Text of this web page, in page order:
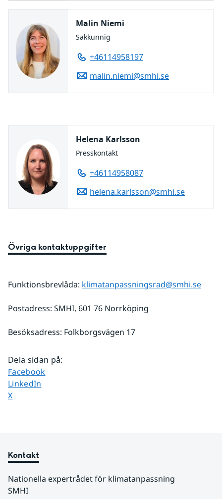
Malin Niemi
Sakkunnig
+46114958197
malin.niemi@smhi.se
Helena Karlsson
Presskontakt
+46114958087
helena.karlsson@smhi.se
Övriga kontaktuppgifter
Funktionsbrevlåda: klimatanpassningsrad@smhi.se
Postadress: SMHI, 601 76 Norrköping
Besöksadress: Folkborgsvägen 17
Dela sidan på:
Dela sidan på
Facebook
Dela sidan på
LinkedIn
Dela sidan på
X
Kontakt
Nationella expertrådet för klimatanpassning
SMHI